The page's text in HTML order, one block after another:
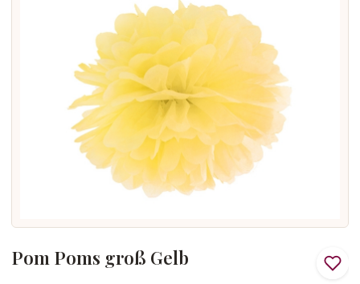
Pom Poms groß Gelb